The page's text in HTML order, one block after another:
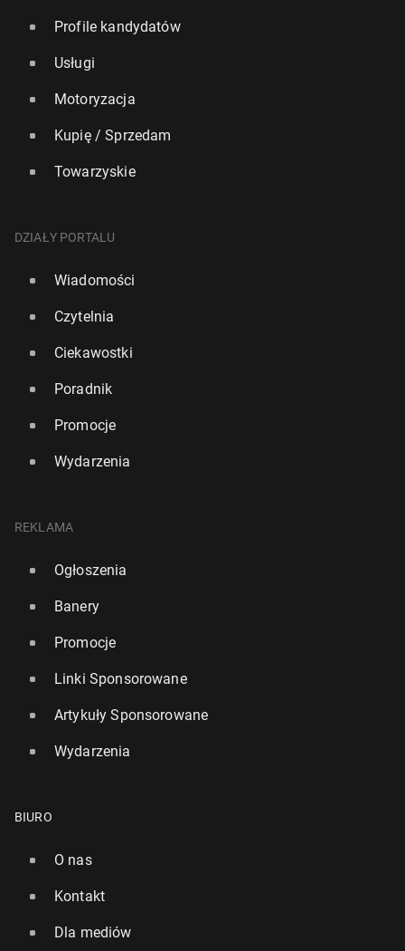
Profile kandydatów
Usługi
Motoryzacja
Kupię / Sprzedam
Towarzyskie
DZIAŁY PORTALU
Wiadomości
Czytelnia
Ciekawostki
Poradnik
Promocje
Wydarzenia
REKLAMA
Ogłoszenia
Banery
Promocje
Linki Sponsorowane
Artykuły Sponsorowane
Wydarzenia
BIURO
O nas
Kontakt
Dla mediów